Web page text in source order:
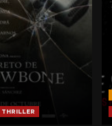
THRILLER